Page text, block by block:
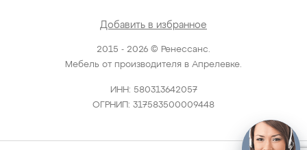
2015 - 2026 © Ренессанс.
Мебель от производителя в Апрелевке.
ИНН: 580313642057
ОГРНИП: 317583500009448
Добавить в избранное